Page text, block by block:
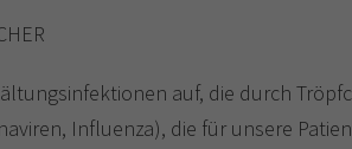
auf, die durch
Influenza), die für unsere